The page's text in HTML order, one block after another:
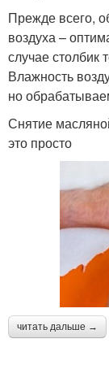
Прежде всего,
воздуха –
случае
Влажность
но
Снятие
это просто
читать дальше →